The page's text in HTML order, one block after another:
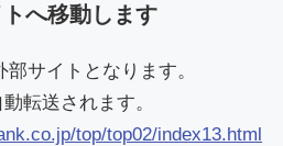
へ移動します
サイトとなります。
転送されます。
top/top02/index13.html